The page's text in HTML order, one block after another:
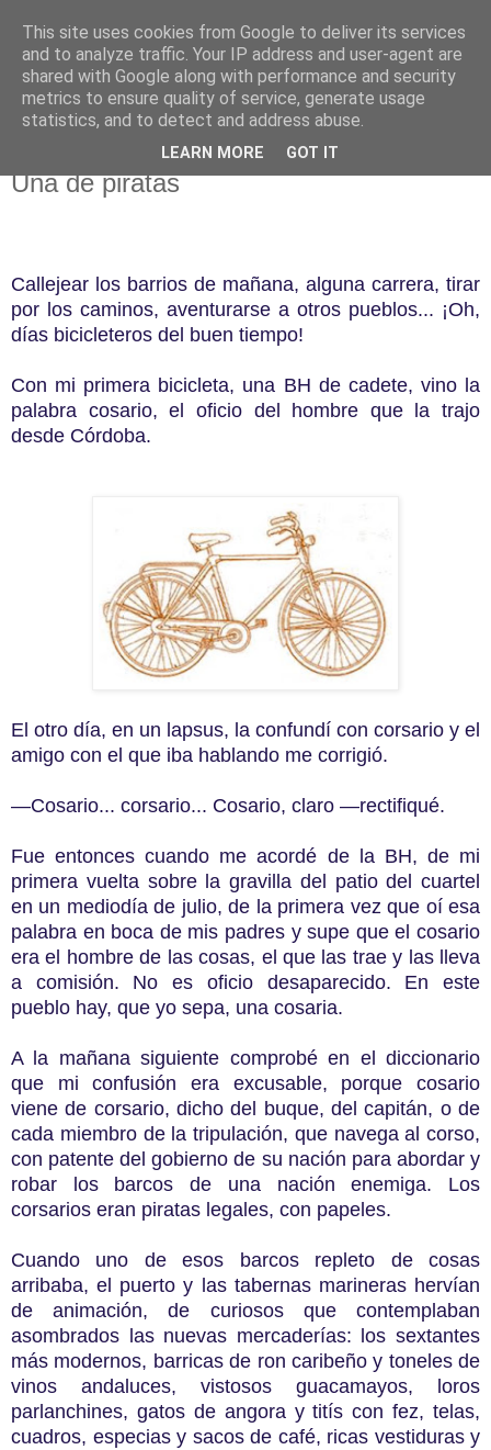
El pisapapeles de Karlsbad
Páginas de un escritor rural
viernes, 4 de mayo de 2012
Una de piratas
Callejear los barrios de mañana, alguna carrera, tirar
por los caminos, aventurarse a otros pueblos... ¡Oh,
días bicicleteros del buen tiempo!
Con mi primera bicicleta, una BH de cadete, vino la
palabra cosario, el oficio del hombre que la trajo
desde Córdoba.
El otro día, en un lapsus, la confundí con corsario y el
amigo con el que iba hablando me corrigió.
—Cosario... corsario... Cosario, claro —rectifiqué.
Fue entonces cuando me acordé de la BH, de mi
primera vuelta sobre la gravilla del patio del cuartel
en un mediodía de julio, de la primera vez que oí esa
palabra en boca de mis padres y supe que el cosario
era el hombre de las cosas, el que las trae y las lleva
a comisión. No es oficio desaparecido. En este
pueblo hay, que yo sepa, una cosaria.
A la mañana siguiente comprobé en el diccionario
que mi confusión era excusable, porque cosario
viene de corsario, dicho del buque, del capitán, o de
cada miembro de la tripulación, que navega al corso,
con patente del gobierno de su nación para abordar y
robar los barcos de una nación enemiga. Los
corsarios eran piratas legales, con papeles.
Cuando uno de esos barcos repleto de cosas
arribaba, el puerto y las tabernas marineras hervían
de animación, de curiosos que contemplaban
asombrados las nuevas mercaderías: los sextantes
más modernos, barricas de ron caribeño y toneles de
vinos andaluces, vistosos guacamayos, loros
parlanchines, gatos de angora y titís con fez, telas,
cuadros, especias y sacos de café, ricas vestiduras y
This site uses cookies from Google to deliver its services
and to analyze traffic. Your IP address and user-agent are
shared with Google along with performance and security
metrics to ensure quality of service, generate usage
statistics, and to detect and address abuse.
LEARN MORE GOT IT